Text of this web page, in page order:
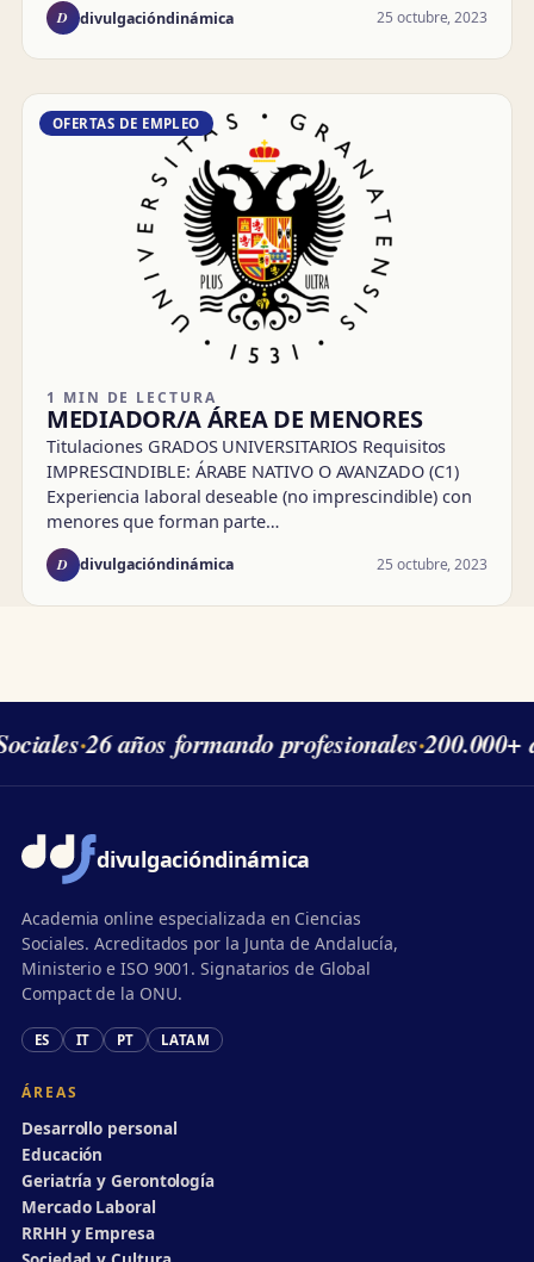
D divulgacióndinámica 25 octubre, 2023
OFERTAS DE EMPLEO
1 MIN DE LECTURA
MEDIADOR/A ÁREA DE MENORES
Titulaciones GRADOS UNIVERSITARIOS Requisitos
IMPRESCINDIBLE: ÁRABE NATIVO O AVANZADO (C1)
Experiencia laboral deseable (no imprescindible) con
menores que forman parte…
D divulgacióndinámica 25 octubre, 2023
·26 años formando profesionales·200.000+
divulgacióndinámica
Academia online especializada en Ciencias
Sociales. Acreditados por la Junta de Andalucía,
Ministerio e ISO 9001. Signatarios de Global
Compact de la ONU.
ES IT PT LATAM
ÁREAS
Desarrollo personal
Educación
Geriatría y Gerontología
Mercado Laboral
RRHH y Empresa